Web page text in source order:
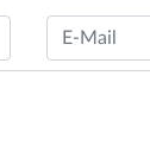
Email